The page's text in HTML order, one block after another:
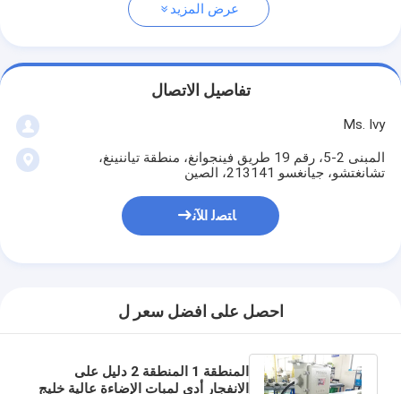
عرض المزيد
تفاصيل الاتصال
Ms. Ivy
المبنى 2-5، رقم 19 طريق فينجوانغ، منطقة تياننينغ،
تشانغتشو، جيانغسو 213141، الصين
ﺎﺘﺼﻟ ﺍﻶﻧ
احصل على افضل سعر ل
المنطقة 1 المنطقة 2 دليل على
الانفجار أدى لمبات الإضاءة عالية خليج